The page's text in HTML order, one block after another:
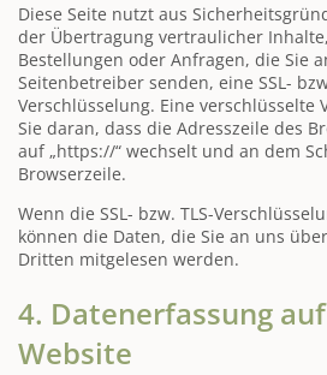
Diese Seite nutzt aus
der Übertragung vertraulicher
Bestellungen oder Anfragen, die Sie
Seitenbetreiber senden, eine SSL-
Verschlüsselung. Eine verschlüsselte
Sie daran, dass die Adresszeile des
auf „https://“ wechselt und an dem
Browserzeile.
Wenn die SSL- bzw. TLS-
können die Daten, die Sie an uns
Dritten mitgelesen werden.
4. Datenerfassung
Website